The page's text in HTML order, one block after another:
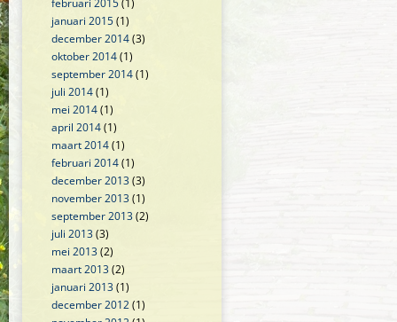
februari 2015(1)
januari 2015(1)
december 2014(3)
oktober 2014(1)
september 2014(1)
juli 2014(1)
mei 2014(1)
april 2014(1)
maart 2014(1)
februari 2014(1)
december 2013(3)
november 2013(1)
september 2013(2)
juli 2013(3)
mei 2013(2)
maart 2013(2)
januari 2013(1)
december 2012(1)